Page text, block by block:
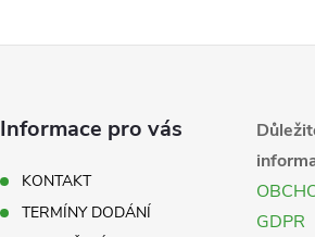
Informace pro vás
KONTAKT
TERMÍNY DODÁNÍ
GDPR